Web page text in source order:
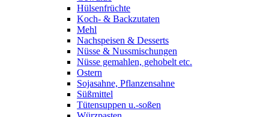
Hülsenfrüchte
Koch- & Backzutaten
Mehl
Nachspeisen & Desserts
Nüsse & Nussmischungen
Nüsse gemahlen, gehobelt etc.
Ostern
Sojasahne, Pflanzensahne
Süßmittel
Tütensuppen u.-soßen